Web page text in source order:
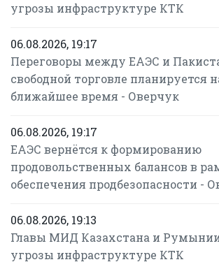
угрозы инфраструктуре КТК
06.08.2026, 19:17
Переговоры между ЕАЭС и
свободной торговле планируется
ближайшее время - Оверчук
06.08.2026, 19:17
ЕАЭС вернётся к формированию
продовольственных балансов в
обеспечения продбезопасности -
06.08.2026, 19:13
Главы МИД Казахстана и
угрозы инфраструктуре КТК